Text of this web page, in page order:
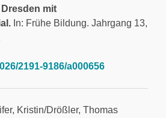
mit
In: Frühe Bildung. Jahrgang 13,
2191-9186/a000656
Kristin/Drößler, Thomas